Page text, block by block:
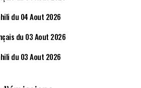
du 04 Aout 2026
du 03 Aout 2026
du 03 Aout 2026